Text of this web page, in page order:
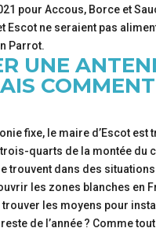
pour Accous, Borce et
Escot ne seraient pas
Parrot.
UNE
fixe, le maire d’Escot
quarts de la montée du
trouvent dans des
les zones blanches en
les moyens pour
de l’année ? Comme